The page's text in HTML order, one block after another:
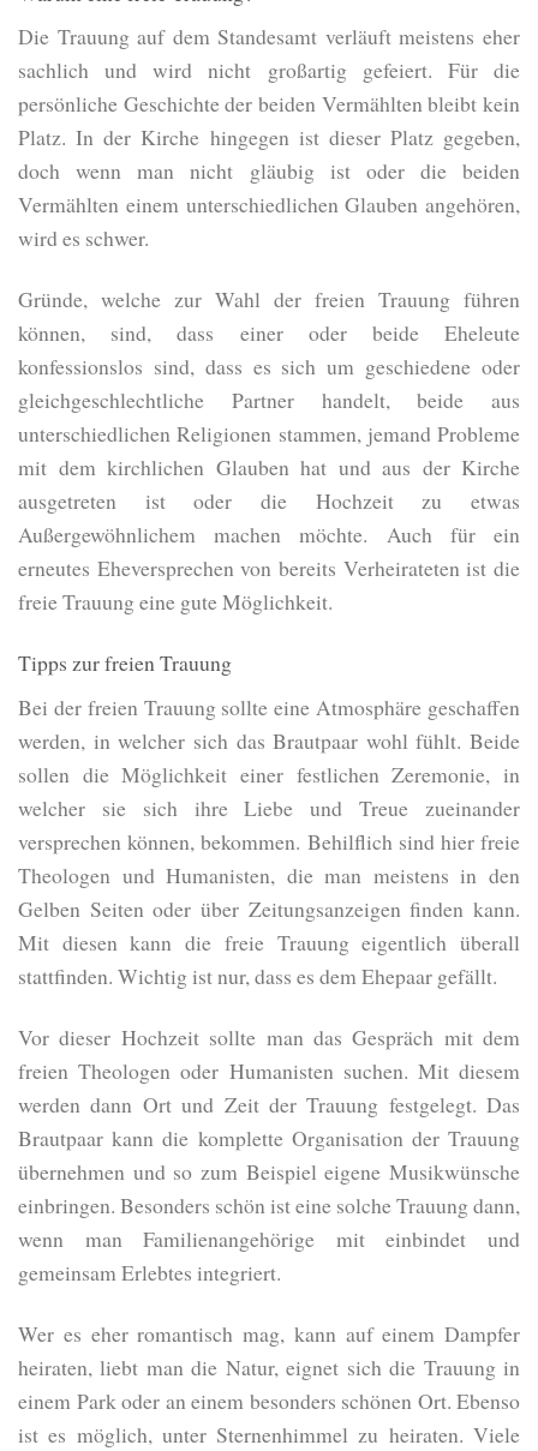
Die Trauung auf dem Standesamt verläuft meistens eher
sachlich und wird nicht großartig gefeiert. Für die
persönliche Geschichte der beiden Vermählten bleibt kein
Platz. In der Kirche hingegen ist dieser Platz gegeben,
doch wenn man nicht gläubig ist oder die beiden
Vermählten einem unterschiedlichen Glauben angehören,
wird es schwer.
Gründe, welche zur Wahl der freien Trauung führen
können, sind, dass einer oder beide Eheleute
konfessionslos sind, dass es sich um geschiedene oder
gleichgeschlechtliche Partner handelt, beide aus
unterschiedlichen Religionen stammen, jemand Probleme
mit dem kirchlichen Glauben hat und aus der Kirche
ausgetreten ist oder die Hochzeit zu etwas
Außergewöhnlichem machen möchte. Auch für ein
erneutes Eheversprechen von bereits Verheirateten ist die
freie Trauung eine gute Möglichkeit.
Tipps zur freien Trauung
Bei der freien Trauung sollte eine Atmosphäre geschaffen
werden, in welcher sich das Brautpaar wohl fühlt. Beide
sollen die Möglichkeit einer festlichen Zeremonie, in
welcher sie sich ihre Liebe und Treue zueinander
versprechen können, bekommen. Behilflich sind hier freie
Theologen und Humanisten, die man meistens in den
Gelben Seiten oder über Zeitungsanzeigen finden kann.
Mit diesen kann die freie Trauung eigentlich überall
stattfinden. Wichtig ist nur, dass es dem Ehepaar gefällt.
Vor dieser Hochzeit sollte man das Gespräch mit dem
freien Theologen oder Humanisten suchen. Mit diesem
werden dann Ort und Zeit der Trauung festgelegt. Das
Brautpaar kann die komplette Organisation der Trauung
übernehmen und so zum Beispiel eigene Musikwünsche
einbringen. Besonders schön ist eine solche Trauung dann,
wenn man Familienangehörige mit einbindet und
gemeinsam Erlebtes integriert.
Wer es eher romantisch mag, kann auf einem Dampfer
heiraten, liebt man die Natur, eignet sich die Trauung in
einem Park oder an einem besonders schönen Ort. Ebenso
ist es möglich, unter Sternenhimmel zu heiraten. Viele